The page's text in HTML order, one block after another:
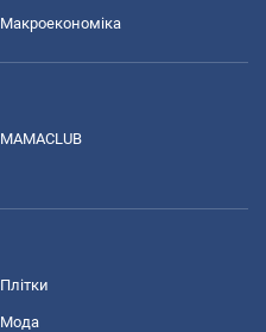
Макроекономіка
MAMACLUB
Плітки
Мода